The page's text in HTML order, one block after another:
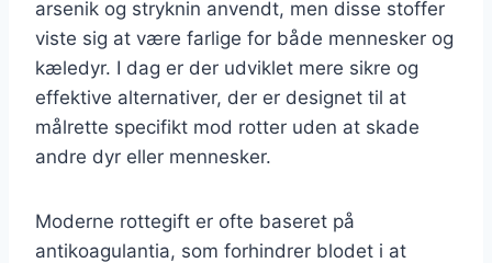
arsenik og stryknin anvendt, men disse stoffer
viste sig at være farlige for både mennesker og
kæledyr. I dag er der udviklet mere sikre og
effektive alternativer, der er designet til at
målrette specifikt mod rotter uden at skade
andre dyr eller mennesker.
Moderne rottegift er ofte baseret på
antikoagulantia, som forhindrer blodet i at